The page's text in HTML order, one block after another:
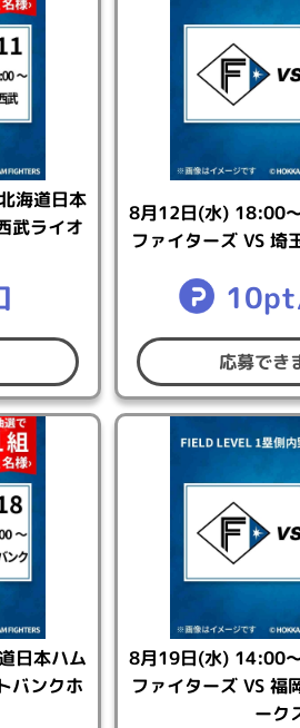
可能です。追加する場合は、追加
につき送料550円（税込）がかかり
て「クレジットカード決済」及び
に指定した場合、送料とは別に決
ードに指定した場合、当選されま
やクレジットカード会社が発行し
引き落としが発生する場合がござ
キャンセルの際はご利用のカード
かりかねます。返金時期について
複して、口座から引き落としが発生
ついては後日返金処理が行われます
かりかねます。返金時期について
認できます。 ⇒こちら
表いたします。 ⇒こちら
絡いたします。
ません。
送いたします。
先へ発送いたします。2026年7月
海道日本
武ライオ
8月12日(水) 18:00
ファイターズ VS 埼
応募でき
日本ハム
バンクホ
8月19日(水) 14:00
ファイターズ VS 福
ーク